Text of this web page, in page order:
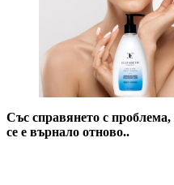
Със справянето с
се е върнало отново..